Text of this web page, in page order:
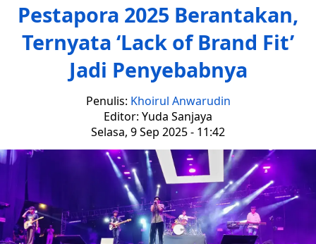
Pestapora 2025 Berantakan,
Ternyata ‘Lack of Brand Fit’
Jadi Penyebabnya
Penulis: Khoirul Anwarudin
Editor: Yuda Sanjaya
Selasa, 9 Sep 2025 - 11:42